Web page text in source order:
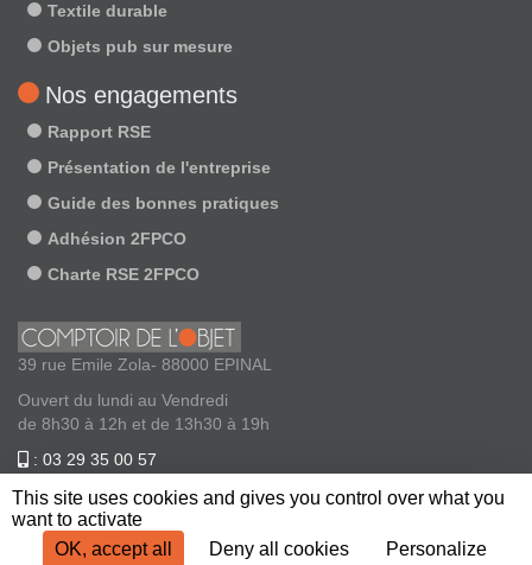
Textile durable
Objets pub sur mesure
Nos engagements
Rapport RSE
Présentation de l'entreprise
Guide des bonnes pratiques
Adhésion 2FPCO
Charte RSE 2FPCO
39 rue Emile Zola- 88000 EPINAL
Ouvert du lundi au Vendredi
de 8h30 à 12h et de 13h30 à 19h
: 03 29 35 00 57
This site uses cookies and gives you control over what you
want to activate
OK, accept all
Deny all cookies Personalize